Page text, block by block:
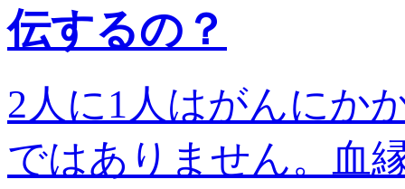
伝するの？
2人に1人はがんにか
ではありません。血